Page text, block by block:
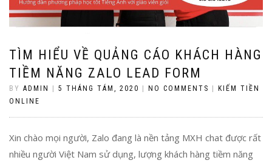
TÌM HIỂU VỀ QUẢNG CÁO KHÁCH HÀNG
TIỀM NĂNG ZALO LEAD FORM
BY ADMIN | 5 THÁNG TÁM, 2020 | NO COMMENTS | KIẾM TIỀN
ONLINE
Xin chào mọi người, Zalo đang là nền tảng MXH chat được rất
nhiều người Việt Nam sử dụng, lượng khách hàng tiềm năng